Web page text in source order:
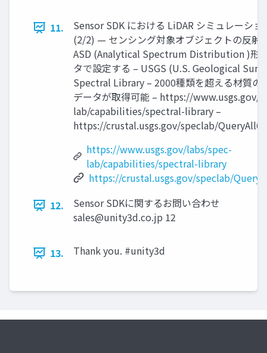
11.
Sensor SDK における LiDAR シミュレーショ
(2/2) — センシング対象オブジェクトの反射
ASD (Analytical Spectrum Distribution )形
タで設定する – USGS (U.S. Geological
Spectral Library – 2000種類を超える材質の
データが取得可能 – https://www.usgs.gov/
lab/capabilities/spectral-library –
https://crustal.usgs.gov/speclab/
https://www.usgs.gov/labs/spec-
lab/capabilities/spectral-library
https://crustal.usgs.gov/speclab/
12.
Sensor SDKに関するお問い合わせ
sales@unity3d.co.jp 12
13. Thank you. #unity3d